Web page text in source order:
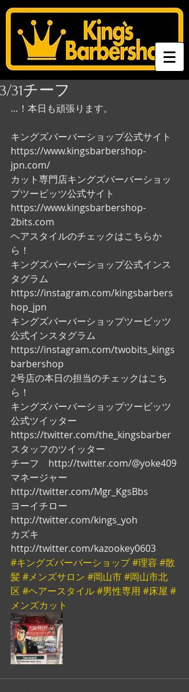
3/31チーフ
…！本日も頑張ります。
キングズバーバーショップ公式サイト
https://www.kingsbarbershop-
jpn.com/
カット専門店キングズバーバーショッ
プツービッツ公式サイト
https://www.kingsbarbershop-
2bits.com
ヘアスタイルのチェックはこちらか
ら！
キングズバーバーショップ公式インス
タグラム
https://instagram.com/kingsbarbers
hop_jpn
キングズバーバーショップツービッツ
公式インスタグラム
https://instagram.com/twobits_kings
barbershop
2号店の本日の担当のチェックはこち
ら！
キングズバーバーショップツービッツ
公式ツイッター
https://twitter.com/the_kingsbarber
スタッフのツイッター
チーフ　http://twitter.com/@yoke409
マネージャー
http://twitter.com/Mgr_KgsBbs
ヨーイチロー
http://twitter.com/kings_yoh
カズキ
http://twitter.com/kazookey0603
#キングズバーバーショップ#理容 #散
髪#メンズサロン #岡山市#岡山市北
区 #ヘアースタイル#男性専用 #床屋 #
メンズカット